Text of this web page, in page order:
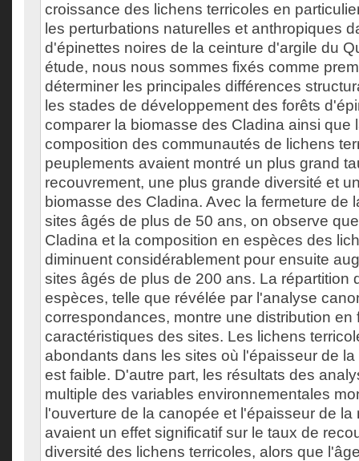
croissance des lichens terricoles en
les perturbations naturelles et anthropiques
d'épinettes noires de la ceinture d'argile du
étude, nous nous sommes fixés comme
déterminer les principales différences
les stades de développement des forêts
comparer la biomasse des Cladina ainsi que
composition des communautés de lichens
peuplements avaient montré un plus grand
recouvrement, une plus grande diversité et
biomasse des Cladina. Avec la fermeture de
sites âgés de plus de 50 ans, on observe
Cladina et la composition en espèces des
diminuent considérablement pour ensuite
sites âgés de plus de 200 ans. La répartition
espèces, telle que révélée par l'analyse
correspondances, montre une distribution en
caractéristiques des sites. Les lichens
abondants dans les sites où l'épaisseur de
est faible. D'autre part, les résultats des
multiple des variables environnementales
l'ouverture de la canopée et l'épaisseur de
avaient un effet significatif sur le taux de
diversité des lichens terricoles, alors que